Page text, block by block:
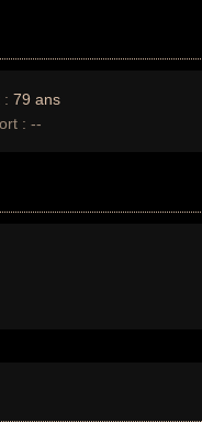
: 79 ans
: --